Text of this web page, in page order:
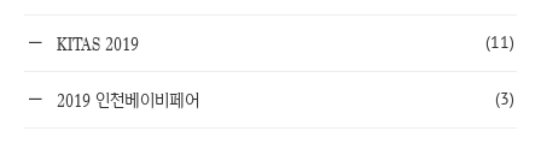
KITAS 2019 (11)
2019 인천베이비페어 (3)